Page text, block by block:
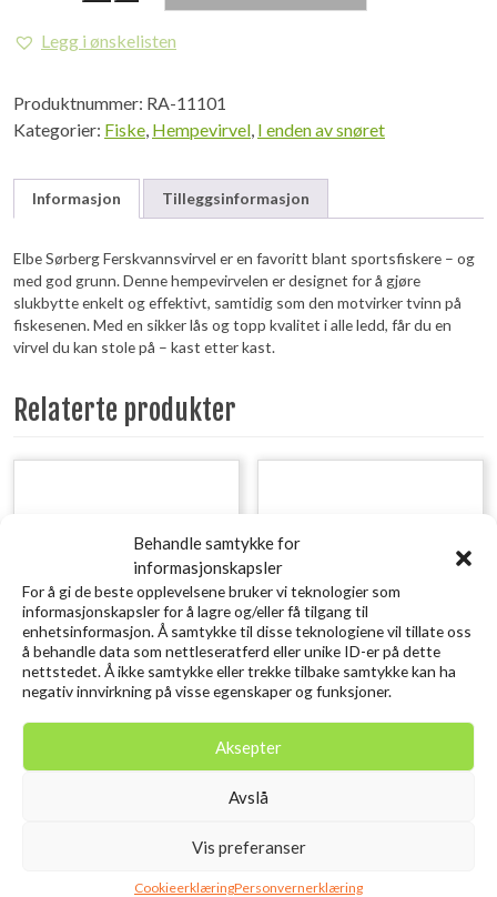
Behandle samtykke for
informasjonskapsler
For å gi de beste opplevelsene bruker vi teknologier som
informasjonskapsler for å lagre og/eller få tilgang til
enhetsinformasjon. Å samtykke til disse teknologiene vil tillate oss
å behandle data som nettleseratferd eller unike ID-er på dette
nettstedet. Å ikke samtykke eller trekke tilbake samtykke kan ha
negativ innvirkning på visse egenskaper og funksjoner.
Aksepter
Avslå
Vis preferanser
CookieerklæringPersonvernerklæring
antall
Legg i ønskelisten
Produktnummer: RA-11101
Kategorier: Fiske, Hempevirvel, I enden av snøret
Informasjon Tilleggsinformasjon
Elbe Sørberg Ferskvannsvirvel er en favoritt blant sportsfiskere – og
med god grunn. Denne hempevirvelen er designet for å gjøre
slukbytte enkelt og effektivt, samtidig som den motvirker tvinn på
fiskesenen. Med en sikker lås og topp kvalitet i alle ledd, får du en
virvel du kan stole på – kast etter kast.
Relaterte produkter
Legg i ønskelisten